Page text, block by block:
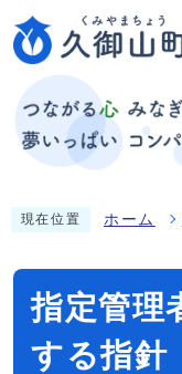
現在位置 ホーム
指定管理
する指針